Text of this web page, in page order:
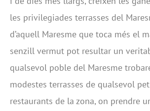
les privilegiades terrasses del
d’aquell Maresme que toca més el
senzill vermut pot resultar un
qualsevol poble del Maresme
modestes terrasses de qualsevol
restaurants de la zona, on prendre